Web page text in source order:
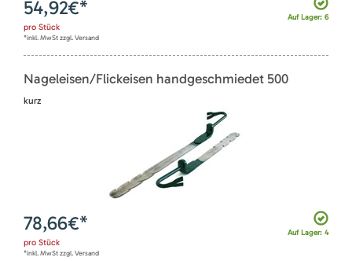
Auf Lager: 6
54,92€*
pro Stück
*inkl. MwSt zzgl. Versand
Nageleisen/Flickeisen handgeschmiedet 500
kurz
Auf Lager: 4
78,66€*
pro Stück
*inkl. MwSt zzgl. Versand